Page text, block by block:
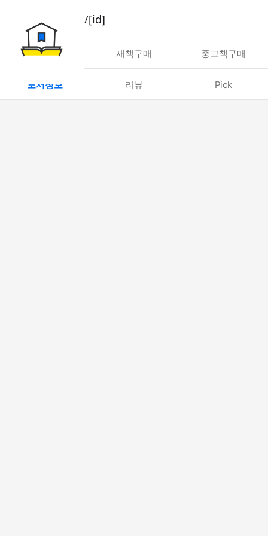
book/rent/[id]
대여 새책구매 중고책구매
도서정보 리뷰 Pick